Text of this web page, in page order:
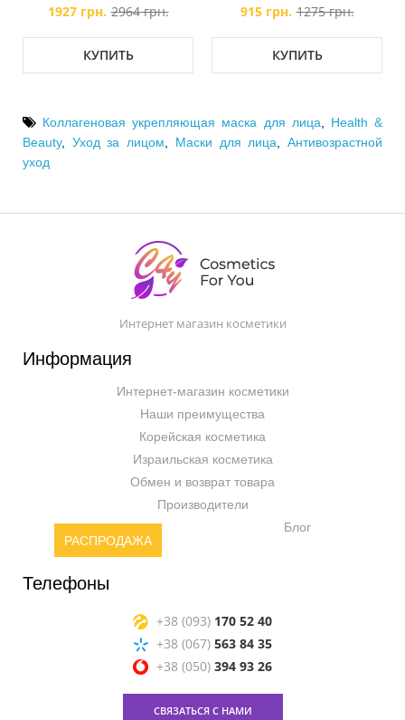
1927 грн. 2964 грн.
КУПИТЬ
915 грн. 1275 грн.
КУПИТЬ
Коллагеновая укрепляющая маска для лица
Health &
Beauty, Уход за лицом Маски для лица ,Антивозрастной
уход
Интернет магазин косметики
Информация
Интернет-магазин косметики
Наши преимущества
Корейская косметика
Израильская косметика
Обмен и возврат товара
Производители
РАСПРОДАЖА
Блог
Телефоны
+38 (093) 170 52 40
+38 (067) 563 84 35
+38 (050) 394 93 26
СВЯЗАТЬСЯ С НАМИ